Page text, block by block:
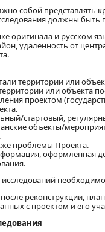
собой представлять
должны
оригинала и русском
удаленность от
территории или
или объекта
проектом
стартовый,
объекты/
проблемы Проекта.
оформленная
реконструкции,
с проектом и его